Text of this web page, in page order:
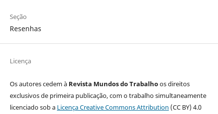
Seção
Resenhas
Licença
Os autores cedem à Revista Mundos do Trabalhoos direitos
exclusivos de primeira publicação, com o trabalho simultaneamente
licenciado sob a Licença Creative Commons Attribution (CC BY) 4.0